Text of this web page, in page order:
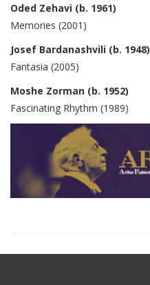
Oded Zehavi (b. 1961)
Memories (2001)
Josef Bardanashvili (b. 1948)
Fantasia (2005)
Moshe Zorman (b. 1952)
Fascinating Rhythm (1989)